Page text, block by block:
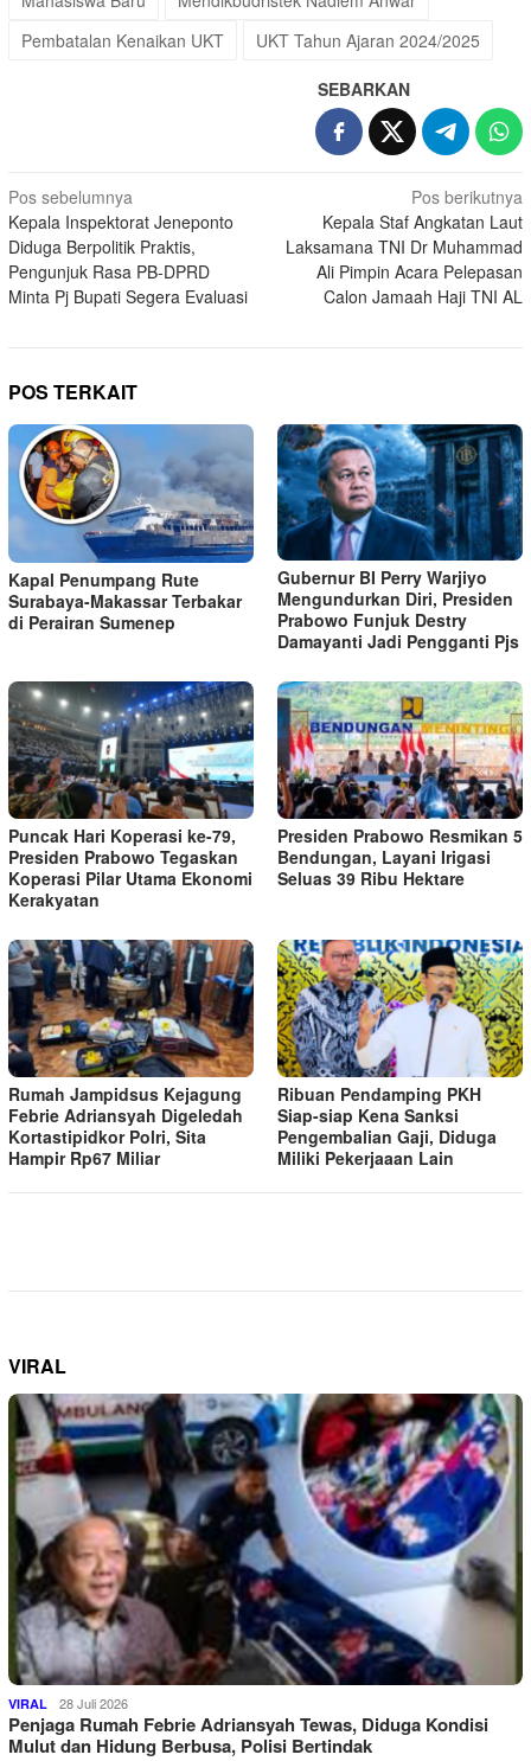
Pembatalan Kenaikan UKT
UKT Tahun Ajaran 2024/2025
SEBARKAN
Navigasi
pos
Pos sebelumnya
Kepala Inspektorat Jeneponto
Diduga Berpolitik Praktis,
Pengunjuk Rasa PB-DPRD
Minta Pj Bupati Segera Evaluasi
Pos berikutnya
Kepala Staf Angkatan Laut
Laksamana TNI Dr Muhammad
Ali Pimpin Acara Pelepasan
Calon Jamaah Haji TNI AL
POS TERKAIT
Kapal Penumpang Rute
Surabaya-Makassar Terbakar
di Perairan Sumenep
Gubernur BI Perry Warjiyo
Mengundurkan Diri, Presiden
Prabowo Funjuk Destry
Damayanti Jadi Pengganti Pjs
Puncak Hari Koperasi ke-79,
Presiden Prabowo Tegaskan
Koperasi Pilar Utama Ekonomi
Kerakyatan
Presiden Prabowo Resmikan 5
Bendungan, Layani Irigasi
Seluas 39 Ribu Hektare
Rumah Jampidsus Kejagung
Febrie Adriansyah Digeledah
Kortastipidkor Polri, Sita
Hampir Rp67 Miliar
Ribuan Pendamping PKH
Siap-siap Kena Sanksi
Pengembalian Gaji, Diduga
Miliki Pekerjaaan Lain
VIRAL
VIRAL 28 Juli 2026
Penjaga Rumah Febrie Adriansyah Tewas, Diduga Kondisi
Mulut dan Hidung Berbusa, Polisi Bertindak